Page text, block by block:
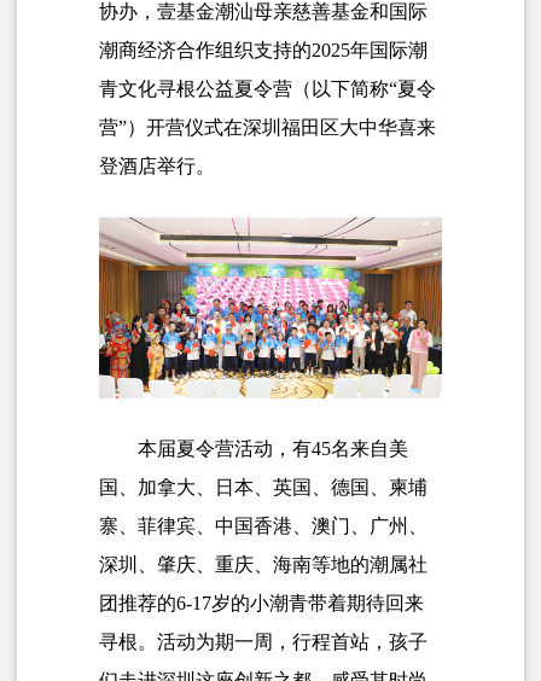
协办，壹基金潮汕母亲慈善基金和国际
潮商经济合作组织支持的2025年国际潮
青文化寻根公益夏令营（以下简称“夏令
营”）开营仪式在深圳 福田区大中华喜来
登酒店举行。
本届夏令营活动，有45名来自美
国、加拿大、日本、英国、德国、柬埔
寨、菲律宾、中国香港、澳门、广州、
深圳、肇庆、重庆、海南等地的潮属社
团推荐的6-17岁的小潮青带着期待回来
寻根。活动为期一周，行程首站，孩子